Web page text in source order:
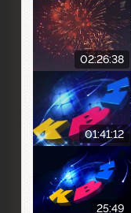
02:26:38
01:41:12
25:49